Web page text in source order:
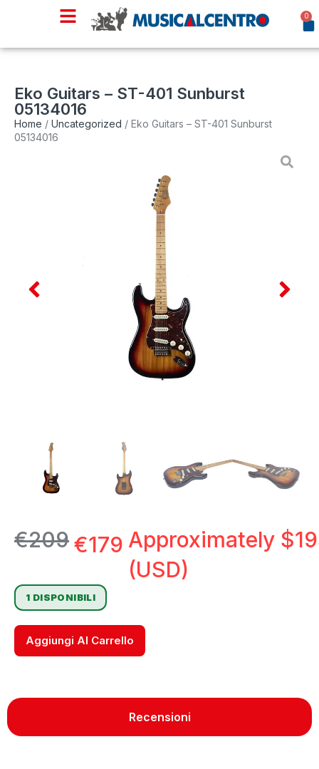
0
Eko Guitars – ST-401 Sunburst
05134016
Home / Uncategorized / Eko Guitars – ST-401 Sunburst
05134016
€209€179 Approximately $
(USD)
1 DISPONIBILI
Aggiungi Al Carrello
Recensioni